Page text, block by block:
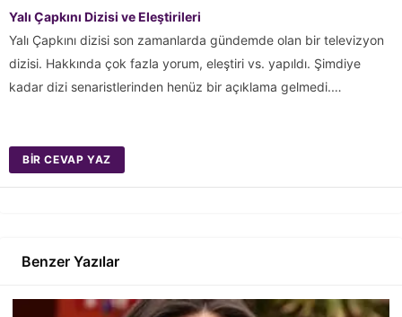
Yalı Çapkını Dizisi ve Eleştirileri
Yalı Çapkını dizisi son zamanlarda gündemde olan bir televizyon
dizisi. Hakkında çok fazla yorum, eleştiri vs. yapıldı. Şimdiye
kadar dizi senaristlerinden henüz bir açıklama gelmedi.…
BIR CEVAP YAZ
Benzer Yazılar